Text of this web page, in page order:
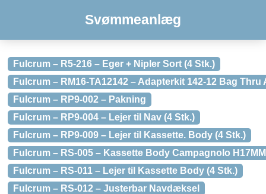
Svømmeanlæg
Fulcrum – R5-216 – Eger + Nipler Sort (4 Stk.)
Fulcrum – RM16-TA12142 – Adapterkit 142-12 Bag Thru
Fulcrum – RP9-002 – Pakning
Fulcrum – RP9-004 – Lejer til Nav (4 Stk.)
Fulcrum – RP9-009 – Lejer til Kassette. Body (4 Stk.)
Fulcrum – RS-005 – Kassette Body Campagnolo H17MM
Fulcrum – RS-011 – Lejer til Kassette Body (4 Stk.)
Fulcrum – RS-012 – Justerbar Navdæksel